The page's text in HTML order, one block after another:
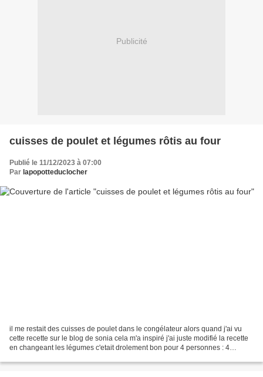
Publicité
cuisses de poulet et légumes rôtis au four
Publié le 11/12/2023 à 07:00
Par lapopotteduclocher
il me restait des cuisses de poulet dans le congélateur alors quand j'ai vu
cette recette sur le blog de sonia cela m'a inspiré j'ai juste modifié la recette
en changeant les légumes c'etait drolement bon pour 4 personnes : 4